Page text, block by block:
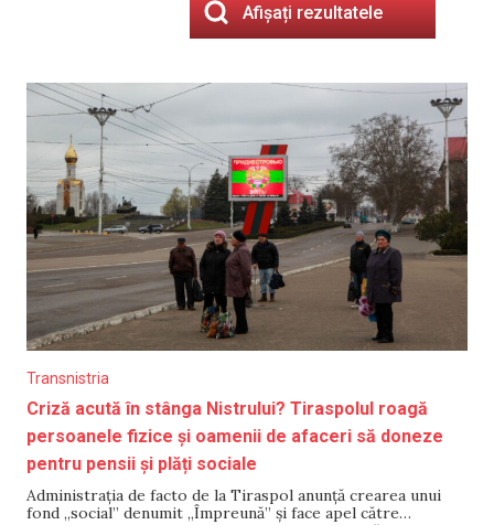
Afișați rezultatele
Transnistria
Criză acută în stânga Nistrului? Tiraspolul roagă
persoanele fizice și oamenii de afaceri să doneze
pentru pensii și plăți sociale
Administrația de facto de la Tiraspol anunță crearea unui
fond „social” denumit „Împreună” și face apel către